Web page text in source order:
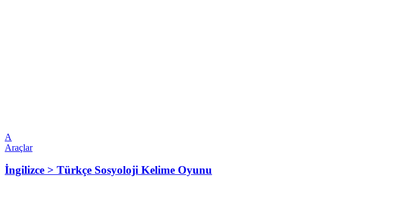
A
Araçlar
İngilizce > Türkçe Sosyoloji Kelime Oyunu